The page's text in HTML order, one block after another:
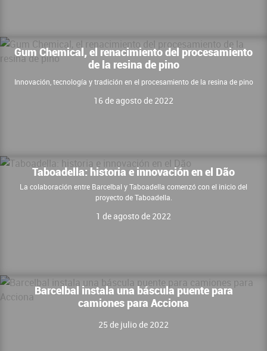
Gum Chemical, el renacimiento del procesamiento
de la resina de pino
Innovación, tecnología y tradición en el procesamiento de la resina de pino
16 de agosto de 2022
Taboadella: historia e innovación en el Dão
La colaboración entre Barcelbal y Taboadella comenzó con el inicio del
proyecto de Taboadella.
1 de agosto de 2022
Barcelbal instala una báscula puente para
camiones para Acciona
25 de julio de 2022